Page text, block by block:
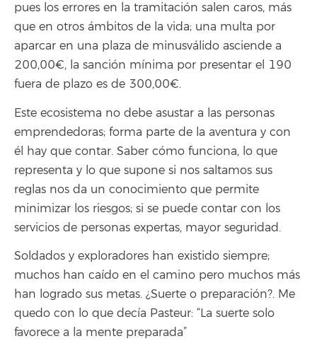
pues los errores en la tramitación salen caros, más
que en otros ámbitos de la vida; una multa por
aparcar en una plaza de minusválido asciende a
200,00€, la sanción mínima por presentar el 190
fuera de plazo es de 300,00€.
Este ecosistema no debe asustar a las personas
emprendedoras; forma parte de la aventura y con
él hay que contar. Saber cómo funciona, lo que
representa y lo que supone si nos saltamos sus
reglas nos da un conocimiento que permite
minimizar los riesgos; si se puede contar con los
servicios de personas expertas, mayor seguridad.
Soldados y exploradores han existido siempre;
muchos han caído en el camino pero muchos más
han logrado sus metas. ¿Suerte o preparación?. Me
quedo con lo que decía Pasteur: “La suerte solo
favorece a la mente preparada”